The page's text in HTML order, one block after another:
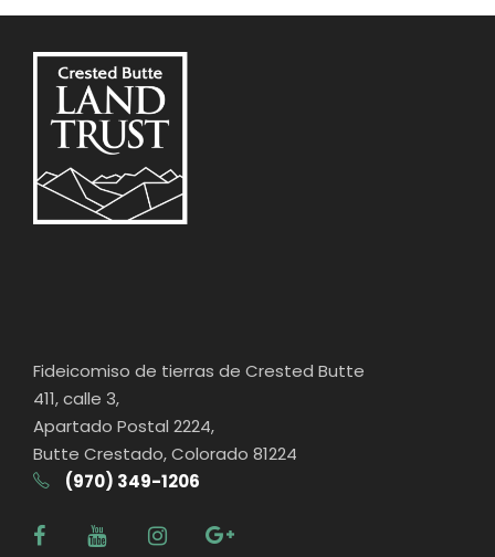
Fideicomiso de tierras de Crested Butte
411, calle 3,
Apartado Postal 2224,
Butte Crestado, Colorado 81224
(970) 349-1206